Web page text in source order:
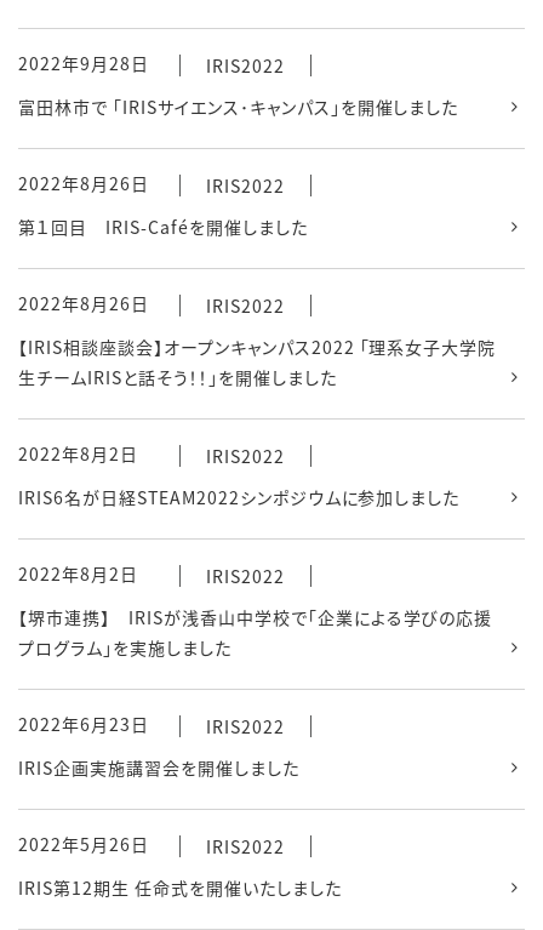
2022年9月28日
IRIS2022
富田林市で 「IRISサイエンス･キャンパス」を開催しました
2022年8月26日
IRIS2022
第１回目 IRIS-Caféを開催しました
2022年8月26日
IRIS2022
【IRIS相談座談会】オープンキャンパス2022 「理系女子大学院
生チームIRISと話そう！！」を開催しました
2022年8月2日
IRIS2022
IRIS6名が日経STEAM2022シンポジウムに参加しました
2022年8月2日
IRIS2022
【堺市連携】 IRISが浅香山中学校で「企業による学びの応援
プログラム」を実施しました
2022年6月23日
IRIS2022
IRIS企画実施講習会を開催しました
2022年5月26日
IRIS2022
IRIS第12期生 任命式を開催いたしました